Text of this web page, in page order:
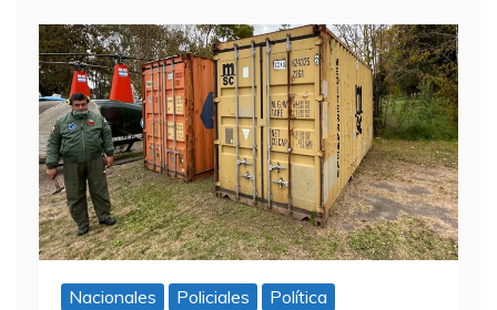
Nacionales Policiales Política